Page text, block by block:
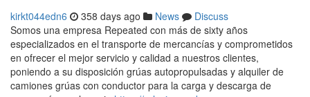
kirkt044edn6 358 days ago News
Discuss
Somos una empresa Repeated con más de sixty años
especializados en el transporte de mercancías y comprometidos
en ofrecer el mejor servicio y calidad a nuestros clientes,
poniendo a su disposición grúas autopropulsadas y alquiler de
camiones grúas con conductor para la carga y descarga de